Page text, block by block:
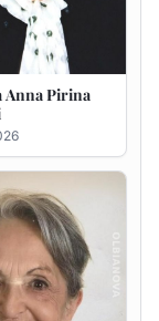
Anna Pirina